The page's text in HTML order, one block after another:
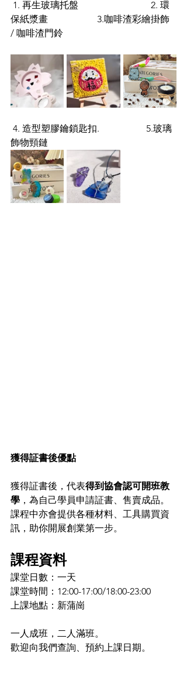
1. 再生玻璃托盤                               2. 環
保紙漿畫                     3.咖啡渣彩繪掛飾
/ 咖啡渣門鈴
4. 造型塑膠鑰鎖匙扣.                    5.玻璃
飾物頸鏈
獲得証書後優點
獲得証書後，代表得到協會認可開班教
學 ，為自己學員申請証書、售賣成品。
課程中亦會提供各種材料、工具購買資
訊，助你開展創業第一步。
課程資料
課堂日數：一天
課堂時間：12:00-17:00/18:00-23:00
上課地點：新蒲崗
一人成班，二人滿班。
歡迎向我們查詢、預約上課日期。